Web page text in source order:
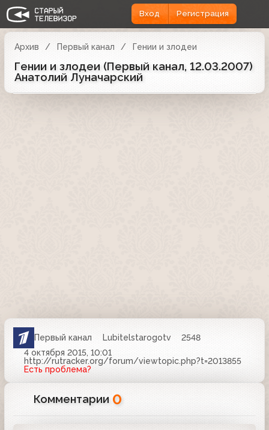
Вход Регистрация
Архив Первый канал Гении и злодеи
Гении и злодеи (Первый канал, 12.03.2007)
Анатолий Луначарский
Первый канал Lubitelstarogotv
2548
4 октября 2015, 10:01
http://rutracker.org/forum/viewtopic.php?t=2013855
Есть проблема?
Комментарии 0